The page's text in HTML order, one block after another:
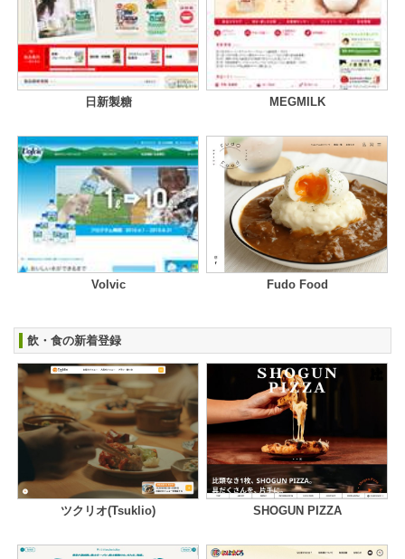
日新製糖 MEGMILK
Volvic Fudo Food
飲・食の新着登録
ツクリオ(Tsuklio) SHOGUN PIZZA